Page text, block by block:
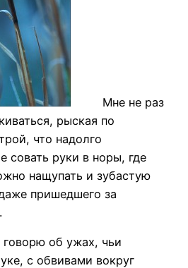
Мне не раз
рыская по
что надолго
совать руки в норы, где
нащупать и зубастую
пришедшего за
об ужах, чьи
с обвивами вокруг